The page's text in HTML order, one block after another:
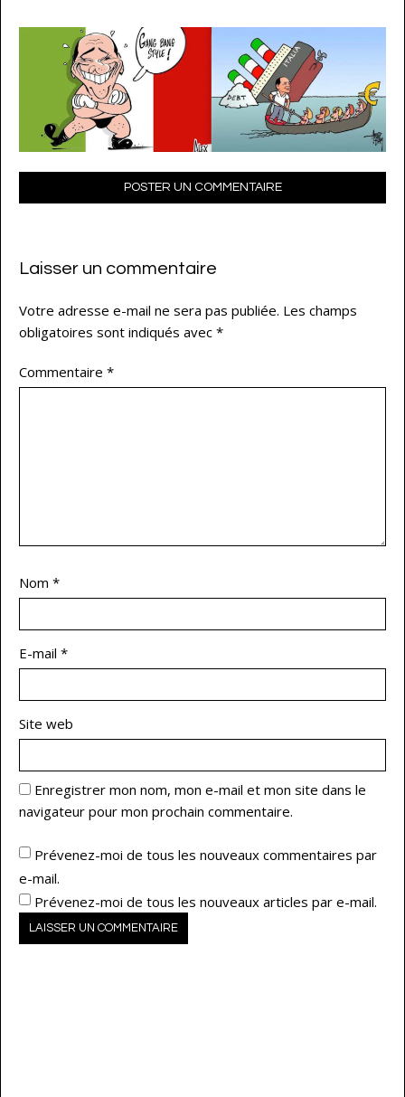
POSTER UN COMMENTAIRE
Laisser un commentaire
Votre adresse e-mail ne sera pas publiée. Les champs
obligatoires sont indiqués avec *
Commentaire *
Nom *
E-mail *
Site web
Enregistrer mon nom, mon e-mail et mon site dans le
navigateur pour mon prochain commentaire.
Prévenez-moi de tous les nouveaux commentaires par
e-mail.
Prévenez-moi de tous les nouveaux articles par e-mail.